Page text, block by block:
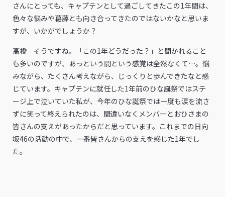
さんにとっても、キャプテンとして過ごしてきたこの1年間は、
色々な悩みや葛藤とも向き合ってきたのではないかなと思いま
すが、いかがでしょうか？
髙橋 そうですね。「この1年どうだった？」と聞かれること
も多いのですが、あっという間という感覚は全然なくて…。悩
みながら、たくさん考えながら、じっくりと歩んできたなと感
じています。キャプテンに就任した1年前のひな誕祭ではステ
ージ上で泣いていた私が、今年のひな誕祭では一度も涙を流さ
ずに笑って終えられたのは、間違いなくメンバーとおひさまの
皆さんの支えがあったからだと思っています。これまでの日向
坂46の活動の中で、一番皆さんからの支えを感じた1年でし
た。